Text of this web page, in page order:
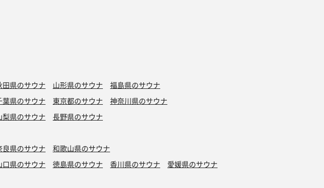
田県のサウナ 山形県のサウナ 福島県のサウナ
葉県のサウナ 東京都のサウナ 神奈川県のサウナ
梨県のサウナ 長野県のサウナ
良県のサウナ 和歌山県のサウナ
口県のサウナ 徳島県のサウナ 香川県のサウナ
愛媛県のサウナ